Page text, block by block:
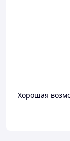
Хорошая